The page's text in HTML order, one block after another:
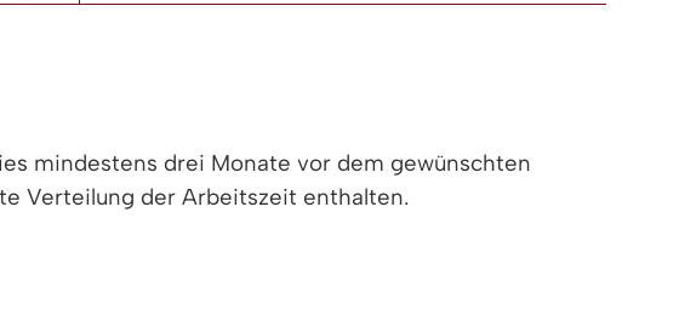
mindestens drei Monate vor dem gewünschten
Verteilung der Arbeitszeit enthalten.